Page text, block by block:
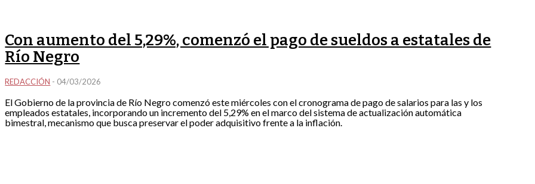
Con aumento del 5,29%, comenzó el pago de sueldos a estatales de
Río Negro
REDACCIÓN - 04/03/2026
El Gobierno de la provincia de Río Negro comenzó este miércoles con el cronograma de pago de salarios para las y los
empleados estatales, incorporando un incremento del 5,29% en el marco del sistema de actualización automática
bimestral, mecanismo que busca preservar el poder adquisitivo frente a la inflación.